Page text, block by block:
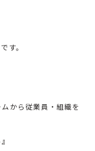
す。
から従業員・組織を